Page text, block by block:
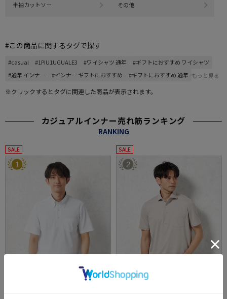
半袖カットソー その他
#この商品に関するタグで探す
#casual #1PIU1UGUALE3 #ワイシャツ 通年
#ギフトにおすすめ ワイシャツ
#通年 インナー
#インナー ギフトにおすすめ #ギフトにおすすめ 通年 もっと見る
※クリックするとタグに関連した商品が表示されます。
カジュアルインナー売れ筋ランキング
RANKING
SALE
1
SALE
2